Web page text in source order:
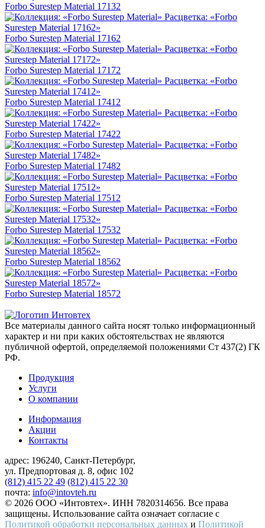
Forbo Surestep Material 17132
Forbo Surestep Material 17162
Forbo Surestep Material 17172
Forbo Surestep Material 17412
Forbo Surestep Material 17422
Forbo Surestep Material 17482
Forbo Surestep Material 17512
Forbo Surestep Material 17532
Forbo Surestep Material 18562
Forbo Surestep Material 18572
Все материалы данного сайта носят только информационный
характер и ни при каких обстоятельствах не являются
публичной офертой, определяемой положениями Ст 437(2) ГК
РФ.
Продукция
Услуги
О компании
Информация
Акции
Контакты
адрес: 196240, Санкт-Петербург,
ул. Предпортовая д. 8, офис 102
(812) 415 22 49 (812) 415 22 30
почта: info@intovteh.ru
© 2026 ООО «Интовтех». ИНН 7820314656. Все права
защищены. Использование сайта означает согласие с
Политикой обработки персональных данных и Политикой